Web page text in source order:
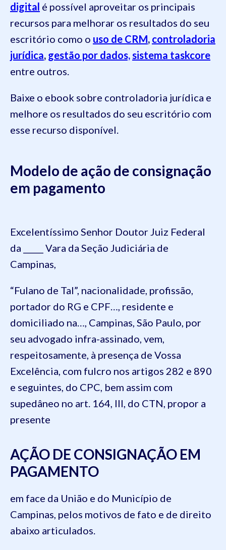
digital é possível aproveitar os principais
recursos para melhorar os resultados do seu
escritório como o uso de CRM, controladoria
jurídica, gestão por dados,sistema taskcore
entre outros.
Baixe o ebook sobre controladoria jurídica e
melhore os resultados do seu escritório com
esse recurso disponível.
Modelo de ação de consignação
em pagamento
Excelentíssimo Senhor Doutor Juiz Federal
da _____ Vara da Seção Judiciária de
Campinas,
“Fulano de Tal”, nacionalidade, profissão,
portador do RG e CPF…, residente e
domiciliado na…, Campinas, São Paulo, por
seu advogado infra-assinado, vem,
respeitosamente, à presença de Vossa
Excelência, com fulcro nos artigos 282 e 890
e seguintes, do CPC, bem assim com
supedâneo no art. 164, III, do CTN, propor a
presente
AÇÃO DE CONSIGNAÇÃO EM
PAGAMENTO
em face da União e do Município de
Campinas, pelos motivos de fato e de direito
abaixo articulados.